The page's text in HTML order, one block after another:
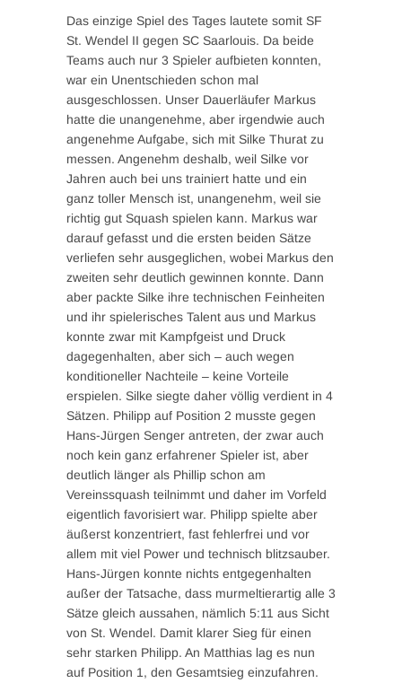
Das einzige Spiel des Tages lautete somit SF
St. Wendel II gegen SC Saarlouis. Da beide
Teams auch nur 3 Spieler aufbieten konnten,
war ein Unentschieden schon mal
ausgeschlossen. Unser Dauerläufer Markus
hatte die unangenehme, aber irgendwie auch
angenehme Aufgabe, sich mit Silke Thurat zu
messen. Angenehm deshalb, weil Silke vor
Jahren auch bei uns trainiert hatte und ein
ganz toller Mensch ist, unangenehm, weil sie
richtig gut Squash spielen kann. Markus war
darauf gefasst und die ersten beiden Sätze
verliefen sehr ausgeglichen, wobei Markus den
zweiten sehr deutlich gewinnen konnte. Dann
aber packte Silke ihre technischen Feinheiten
und ihr spielerisches Talent aus und Markus
konnte zwar mit Kampfgeist und Druck
dagegenhalten, aber sich – auch wegen
konditioneller Nachteile – keine Vorteile
erspielen. Silke siegte daher völlig verdient in 4
Sätzen. Philipp auf Position 2 musste gegen
Hans-Jürgen Senger antreten, der zwar auch
noch kein ganz erfahrener Spieler ist, aber
deutlich länger als Phillip schon am
Vereinssquash teilnimmt und daher im Vorfeld
eigentlich favorisiert war. Philipp spielte aber
äußerst konzentriert, fast fehlerfrei und vor
allem mit viel Power und technisch blitzsauber.
Hans-Jürgen konnte nichts entgegenhalten
außer der Tatsache, dass murmeltierartig alle 3
Sätze gleich aussahen, nämlich 5:11 aus Sicht
von St. Wendel. Damit klarer Sieg für einen
sehr starken Philipp. An Matthias lag es nun
auf Position 1, den Gesamtsieg einzufahren.